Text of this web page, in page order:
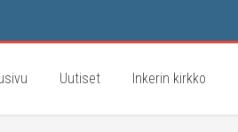
Uutiset Inkerin kirkko